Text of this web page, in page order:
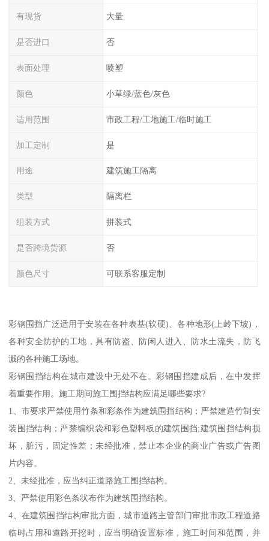
有现货 大量
是否进口 否
表面处理 喷塑
颜色 小草绿/蓝色/灰色
适用范围 市政工程/工地施工/临时施工
加工定制 是
用途 建筑施工隔离
类型 隔离栏
组装方式 拼装式
是否跨境货源 否
颜色尺寸 可联系客服定制
彩钢围挡广泛适用于安装在各种表基(软硬)、各种地形(上岭下坡)，
各种安全防护的工地，具有防盗、防闲人进入、防水土流失，防飞
溅的各种施工场地。
彩钢围挡结构在城市建设中无处不在。彩钢围挡建成后，在中发挥
着重要作用。施工期间施工围挡结构应满足哪些要求?
1、市要求严禁使用竹条和彩条作为建筑围挡结构；严禁建造竹制安
装围挡结构；严禁编织袋和彩色塑料板的建筑围挡;建筑围挡结构损
坏，脏污，固定性差；未经批准，禁止本企业的商业广告或广告图
片内容。
2、未经批准，应当纠正道路施工围挡结构。
3、严禁使用彩色条状布作为建筑围挡结构。
4、在建筑围挡结构审批方面，城市道路主管部门审批市政工程道路
临时占用和道路开挖时，应当明确设置标准，施工时间和范围，并